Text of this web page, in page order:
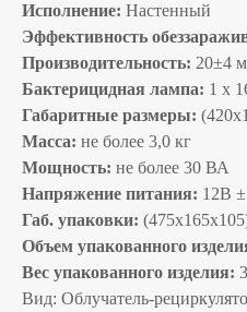
Исполнение: Настенный
Эффективность
Производительность: 20±4
Бактерицидная лампа: 1 х
Габаритные размеры:
Масса: не более 3,0 кг
Мощность: не более 30 ВА
Напряжение питания: 12В
Габ. упаковки:
Объем упакованного
Вес упакованного изделия:
Вид: Облучатель-